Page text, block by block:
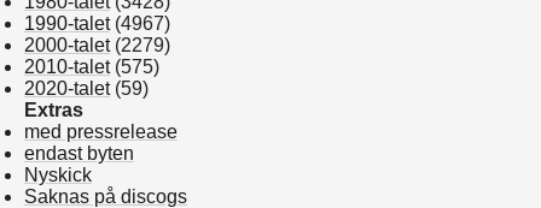
1990-talet(4967)
2000-talet(2279)
2010-talet(575)
2020-talet(59)
Extras
med pressrelease
endast byten
Nyskick
Saknas på discogs